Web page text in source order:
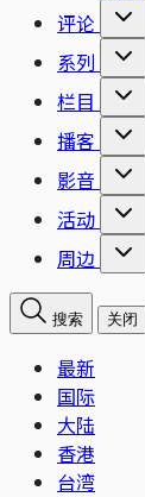
评论
系列
栏目
播客
影音
活动
周边
搜索 关闭
最新
国际
大陆
香港
台湾